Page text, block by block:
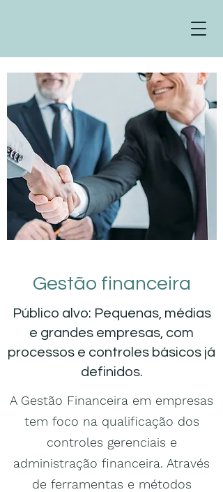
Gestão financeira
Público alvo: Pequenas, médias
e grandes empresas, com
processos e controles básicos já
definidos.
A Gestão Financeira em empresas
tem foco na qualificação dos
controles gerenciais e
administração financeira. Através
de ferramentas e métodos